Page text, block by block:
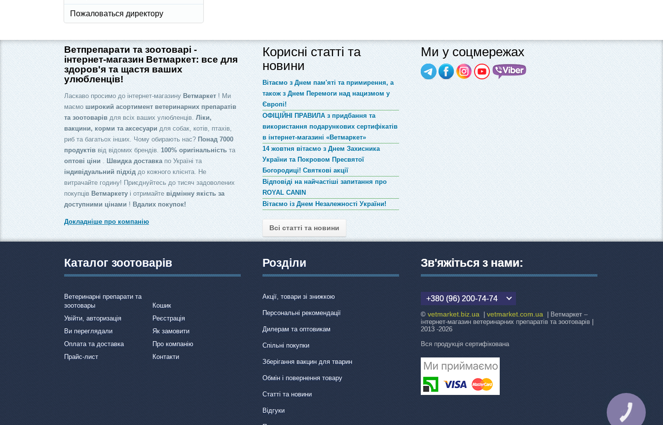
Пожаловаться директору
Ветпрепарати та зоотоварі -
інтернет-магазин Ветмаркет: все для
здоров'я та щастя ваших
улюбленців!
Ласкаво просимо до інтернет-магазину Ветмаркет ! Ми
маємоширокий асортимент ветеринарних препаратів
та зоотоварів для всіх ваших улюбленців.Ліки,
вакцини, корми та аксесуаридля собак, котів, птахів,
риб та багатьох інших. Чому обирають нас? Понад 7000
продуктів від відомих брендів.100% оригінальність та
оптові ціни. Швидка доставкапо Україні та
індивідуальний підхід до кожного клієнта. Не
витрачайте годину! Приєднуйтесь до тисяч задоволених
покупців Ветмаркетуі отримайте відмінну якість за
доступними цінами ! Вдалих покупок!
Докладніше про компанію
Корисні статті та
новини
Вітаємо з Днем пам'яті та примирення, а
також з Днем Перемоги над нацизмом у
Європі!
ОФІЦІЙНІ ПРАВИЛА з придбання та
використання подарункових сертифікатів
в інтернет-магазині «Ветмаркет»
14 жовтня вітаємо з Днем Захисника
України та Покровом Пресвятої
Богородиці! Святкові акції
Відповіді на найчастіші запитання про
ROYAL CANIN
Вітаємо із Днем Незалежності України!
Всі статті та новини
Ми у соцмережах
Каталог зоотоварів
Ветеринарні препарати та
зоотовары
Кошик
Увійти, авторизація
Реєстрація
Ви переглядали
Як замовити
Оплата та доставка
Про компанію
Прайс-лист
Контакти
Розділи
Акції, товари зі знижкою
Персональні рекомендації
Дилерам та оптовикам
Спільні покупки
Зберігання вакцин для тварин
Обмін і повернення товару
Статті та новини
Відгуки
Зв'яжіться з нами:
+380 (96) 200-74-74
©vetmarket.biz.ua |vetmarket.com.ua | Ветмаркет –
інтернет-магазин ветеринарних препаратів та зоотоварів |
2013 -2026
Вся продукція сертифікована
КНОПКА
ЗВ'ЯЗКУ